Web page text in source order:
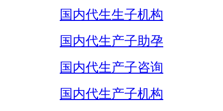
国内代生生子机构
国内代生产子助孕
国内代生产子咨询
国内代生产子机构